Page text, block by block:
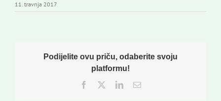
11. travnja 2017
Podijelite ovu priču, odaberite svoju
platformu!
Facebook
TwitterLinkedInEmail: